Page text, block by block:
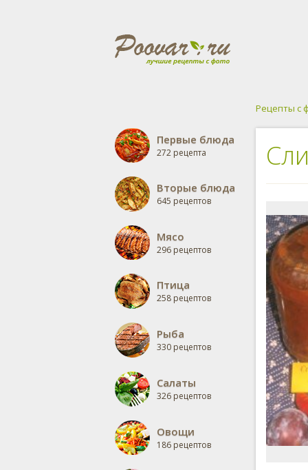
Первые блюда
272 рецепта
Вторые блюда
645 рецептов
Мясо
296 рецептов
Птица
258 рецептов
Рыба
330 рецептов
Салаты
326 рецептов
Овощи
186 рецептов
Рецепты с